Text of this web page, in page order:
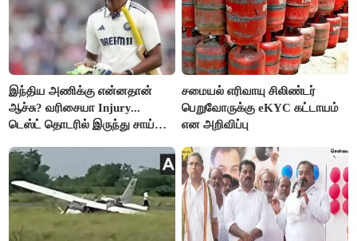
இந்திய அணிக்கு என்னதான்
ஆச்சு? வரிசையா Injury...
டெஸ்ட் தொடரில் இருந்து சாய்
சமையல் எரிவாயு சிலிண்டர்
பெறுவோருக்கு eKYC கட்டாயம்
என அறிவிப்பு